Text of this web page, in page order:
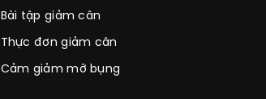
Bài tập giảm cân
Thực đơn giảm cân
Cảm giảm mỡ bụng